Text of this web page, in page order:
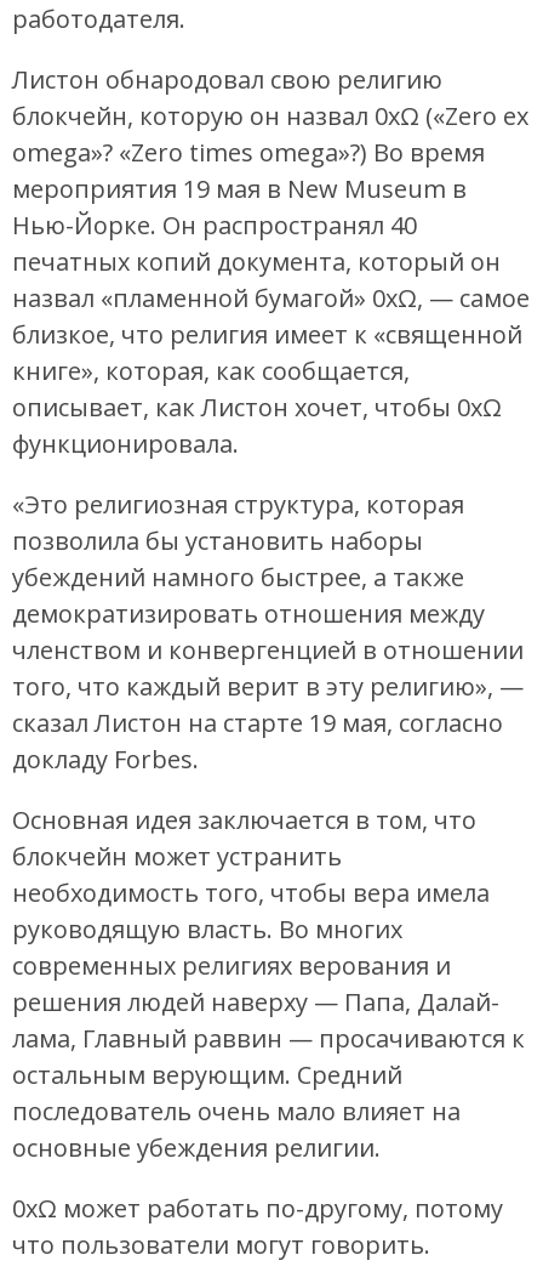
работодателя.
Листон обнародовал свою религию
блокчейн, которую он назвал 0xΩ («Zero ex
omega»? «Zero times omega»?) Во время
мероприятия 19 мая в New Museum в
Нью-Йорке. Он распространял 40
печатных копий документа, который он
назвал «пламенной бумагой» 0xΩ, — самое
близкое, что религия имеет к «священной
книге», которая, как сообщается,
описывает, как Листон хочет, чтобы 0xΩ
функционировала.
«Это религиозная структура, которая
позволила бы установить наборы
убеждений намного быстрее, а также
демократизировать отношения между
членством и конвергенцией в отношении
того, что каждый верит в эту религию», —
сказал Листон на старте 19 мая, согласно
докладу Forbes.
Основная идея заключается в том, что
блокчейн может устранить
необходимость того, чтобы вера имела
руководящую власть. Во многих
современных религиях верования и
решения людей наверху — Папа, Далай-
лама, Главный раввин — просачиваются к
остальным верующим. Средний
последователь очень мало влияет на
основные убеждения религии.
0xΩ может работать по-другому, потому
что пользователи могут говорить.